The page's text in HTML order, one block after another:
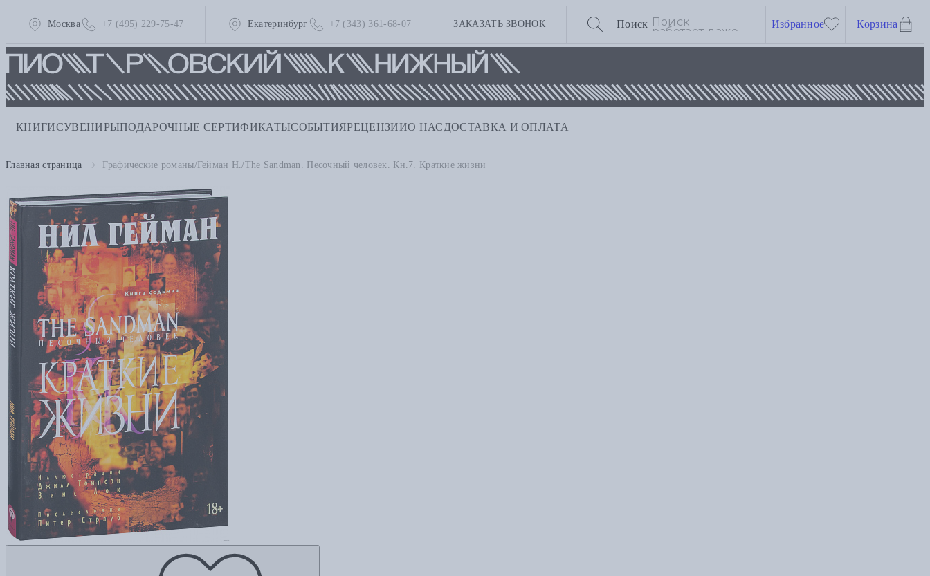
Москва +7 (495) 229-75-47 Екатеринбург +7 (343) 361-68-07 ЗАКАЗАТЬ ЗВОНОК Поиск Избранное Корзина
КНИГИСУВЕНИРЫПОДАРОЧНЫЕ СЕРТИФИКАТЫСОБЫТИЯРЕЦЕНЗИИО НАС ДОСТАВКА И ОПЛАТА
Главная страница Графические романы/Гейман Н./The Sandman. Песочный человек. Кн.7. Краткие жизни